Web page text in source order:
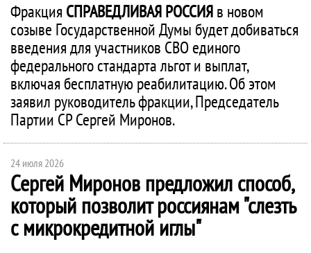
Фракция СПРАВЕДЛИВАЯ РОССИЯв новом
созыве Государственной Думы будет добиваться
введения для участников СВО единого
федерального стандарта льгот и выплат,
включая бесплатную реабилитацию. Об этом
заявил руководитель фракции, Председатель
Партии СР Сергей Миронов.
24 июля 2026
Сергей Миронов предложил способ,
который позволит россиянам "слезть
с микрокредитной иглы"